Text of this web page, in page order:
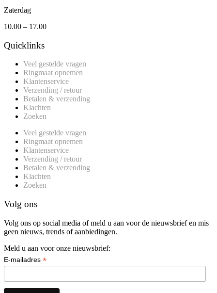
Zaterdag
10.00 – 17.00
Quicklinks
Veel gestelde vragen
Ringmaat opnemen
Klantenservice
Verzending / retour
Betalen & verzending
Klachten
Zoeken
Veel gestelde vragen
Ringmaat opnemen
Klantenservice
Verzending / retour
Betalen & verzending
Klachten
Zoeken
Volg ons
Volg ons op social media of meld u aan voor de nieuwsbrief en mis
geen nieuws, trends of aanbiedingen.
Meld u aan voor onze nieuwsbrief:
E-mailadres *